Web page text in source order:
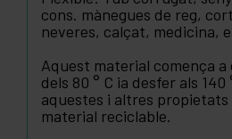
cons. mànegues de reg,
neveres, calçat, medicina,
Aquest material comença
dels 80 ° C ia desfer als 140
aquestes i altres propietats
material reciclable.